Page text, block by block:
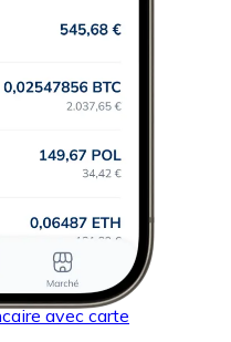
avec carte